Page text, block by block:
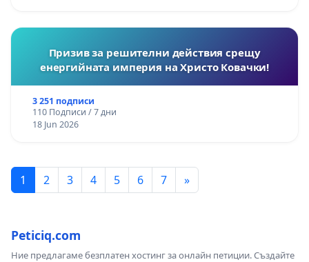
Призив за решителни действия срещу
енергийната империя на Христо Ковачки!
3 251 подписи
110 Подписи / 7 дни
18 Jun 2026
1 2 3 4 5 6 7 »
Peticiq.com
Ние предлагаме безплатен хостинг за онлайн петиции. Създайте